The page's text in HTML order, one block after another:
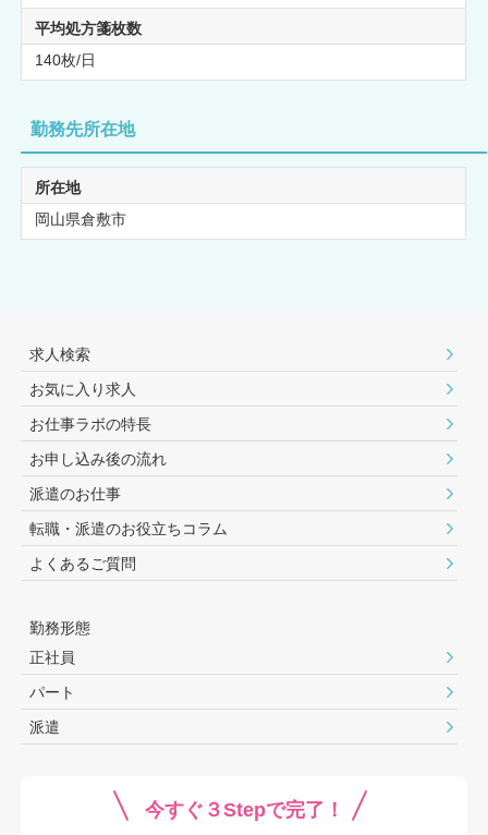
平均処方箋枚数
140枚/日
勤務先所在地
所在地
岡山県倉敷市
求人検索
お気に入り求人
お仕事ラボの特長
お申し込み後の流れ
派遣のお仕事
転職・派遣のお役⽴ちコラム
よくあるご質問
勤務形態
正社員
パート
派遣
今すぐ３Stepで完了！